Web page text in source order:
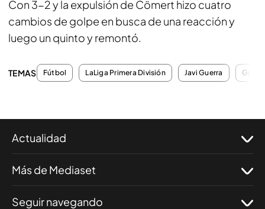
Con 3-2 y la expulsión de Cömert hizo cuatro
cambios de golpe en busca de una reacción y
luego un quinto y remontó.
TEMAS Fútbol LaLiga Primera División Javi Guerra
Actualidad
Más de Mediaset
Seguir navegando